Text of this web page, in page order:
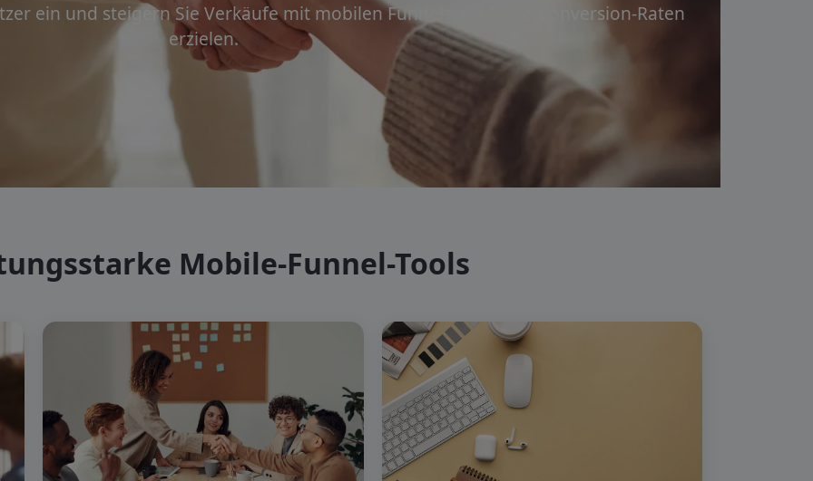
ein und steigern Sie Verkäufe mit mobilen Funnels, die hohe Conversion-Raten
erzielen.
Mobile-Funnel-Tools